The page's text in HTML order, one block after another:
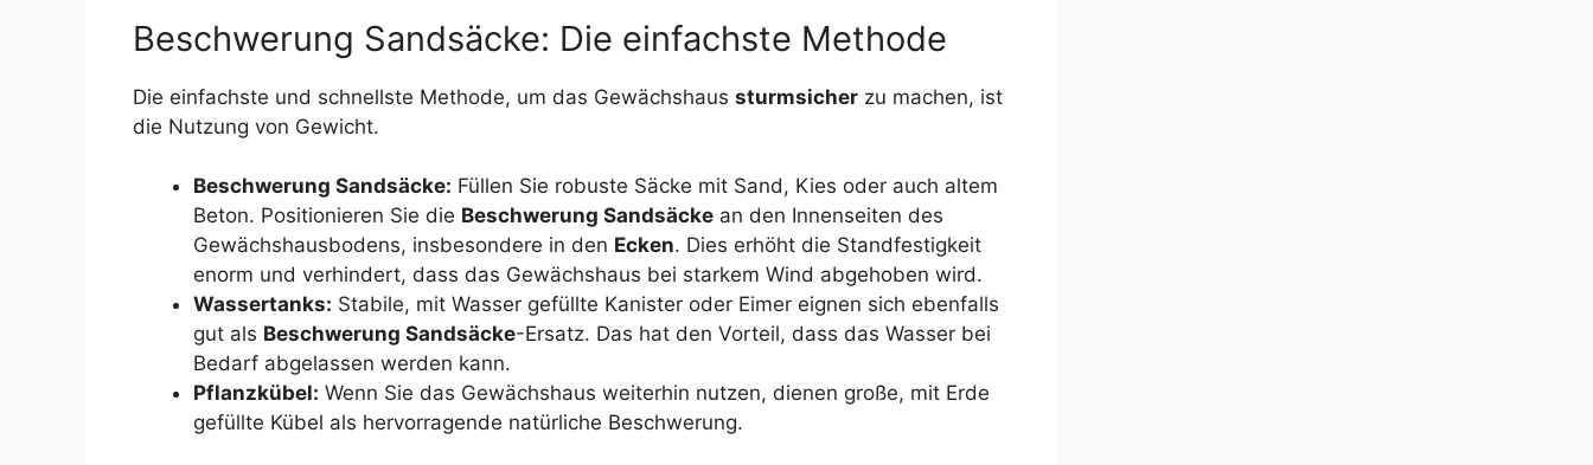
Beschwerung Sandsäcke: Die einfachste Methode
Die einfachste und schnellste Methode, um das Gewächshaus sturmsicher zu machen, ist
die Nutzung von Gewicht.
Beschwerung Sandsäcke: Füllen Sie robuste Säcke mit Sand, Kies oder auch altem
Beton. Positionieren Sie die Beschwerung Sandsäcke an den Innenseiten des
Gewächshausbodens, insbesondere in den Ecken. Dies erhöht die Standfestigkeit
enorm und verhindert, dass das Gewächshaus bei starkem Wind abgehoben wird.
Wassertanks: Stabile, mit Wasser gefüllte Kanister oder Eimer eignen sich ebenfalls
gut als Beschwerung Sandsäcke-Ersatz. Das hat den Vorteil, dass das Wasser bei
Bedarf abgelassen werden kann.
Pflanzkübel: Wenn Sie das Gewächshaus weiterhin nutzen, dienen große, mit Erde
gefüllte Kübel als hervorragende natürliche Beschwerung.